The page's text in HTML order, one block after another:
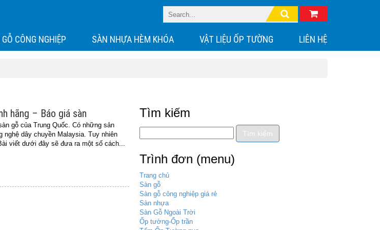
CÔNG NGHIỆP SÀN NHỰA HÈM KHÓA VẬT LIỆU ỐP TƯỜNG LIÊN HỆ
hãng – Báo giá sàn
gỗ của Trung Quốc. Có những sản
nghệ dây chuyền Malaysia. Tuy nhiên
viết dưới đây sẽ đưa ra một số cách...
Tìm kiếm
Trình đơn (menu)
Trang chủ
Sàn gỗ
Sàn gỗ công nghiệp giá rẻ
Sàn nhựa
Sàn Gỗ Ngoài Trời
Ốp tường-Ốp trần